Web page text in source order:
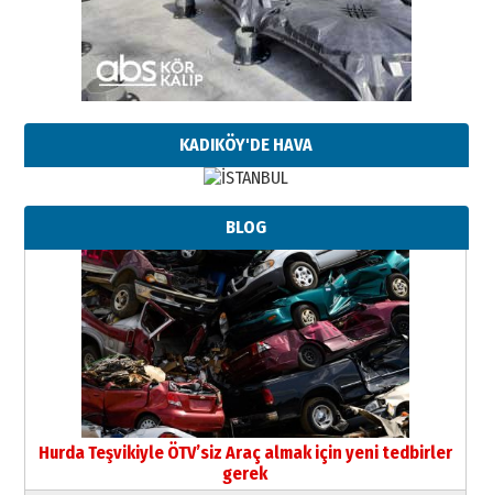
KADIKÖY'DE HAVA
BLOG
Hurda Teşvikiyle ÖTV’siz Araç almak için yeni tedbirler
gerek